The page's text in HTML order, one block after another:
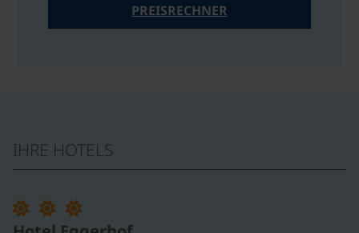
PREISRECHNER
IHRE HOTELS